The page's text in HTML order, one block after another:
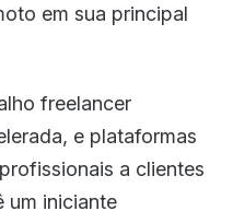
em sua principal
freelancer
e plataformas
a clientes
um iniciante